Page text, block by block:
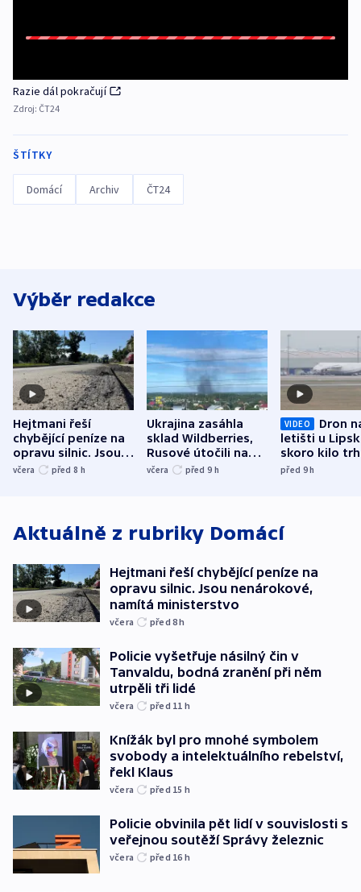
Razie dál pokračují
Zdroj: ČT24
ŠTÍTKY
Domácí Archiv ČT24
Výběr redakce
Hejtmani řeší
chybějící peníze na
opravu silnic. Jsou
nenárokové, namítá
včera před 8 h
Ukrajina zasáhla
sklad Wildberries,
Rusové útočili na
trh, hasiče či
včera před 9 h
VIDEO
Dron
letišti u
skoro kilo
indicie
před 9h
Aktuálně z rubriky Domácí
Hejtmani řeší chybějící peníze na
opravu silnic. Jsou nenárokové,
namítá ministerstvo
včera před 8h
Policie vyšetřuje násilný čin v
Tanvaldu, bodná zranění při něm
utrpěli tři lidé
včera před 11 h
Knížák byl pro mnohé symbolem
svobody a intelektuálního rebelství,
řekl Klaus
včera před 15 h
Policie obvinila pět lidí v souvislosti s
veřejnou soutěží Správy železnic
včera před 16 h